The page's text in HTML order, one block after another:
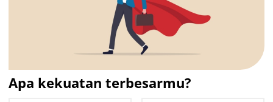
Apa kekuatan terbesarmu?